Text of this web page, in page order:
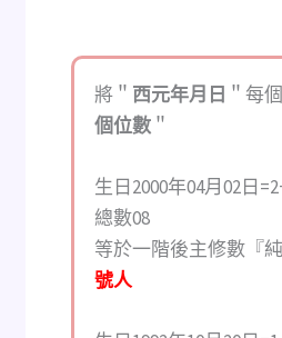
將＂ 西元年月日 ＂每
個位數＂
生日2000年04月02日
總數08
等於一階後主修數『純
號人